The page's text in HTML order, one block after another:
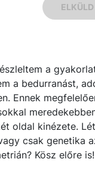
ELKÜLD
a
a bedurranást,
Ennek
oldal kinézete.
csak genetika
Kösz előre is!